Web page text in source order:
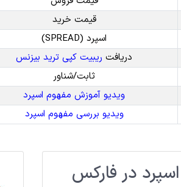
قیمت خرید
اسپرد (SPREAD)
دریافت ریبیت کپی ترید بیزنس
ثابت/شناور
ویدیو آموزش مفهوم اسپرد
ویدیو بررسی مفهوم اسپرد
در فارکس